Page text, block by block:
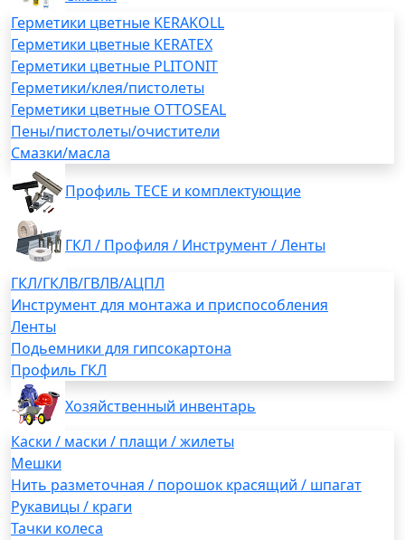
Герметики цветные KERAKOLL
Герметики цветные KERATEX
Герметики цветные PLITONIT
Герметики/клея/пистолеты
Герметики цветные OTTOSEAL
Пены/пистолеты/очистители
Смазки/масла
Профиль TECE и комплектующие
ГКЛ / Профиля / Инструмент / Ленты
ГКЛ/ГКЛВ/ГВЛВ/АЦПЛ
Инструмент для монтажа и приспособления
Ленты
Подьемники для гипсокартона
Профиль ГКЛ
Хозяйственный инвентарь
Каски / маски / плащи / жилеты
Мешки
Нить разметочная / порошок красящий / шпагат
Рукавицы / краги
Тачки колеса